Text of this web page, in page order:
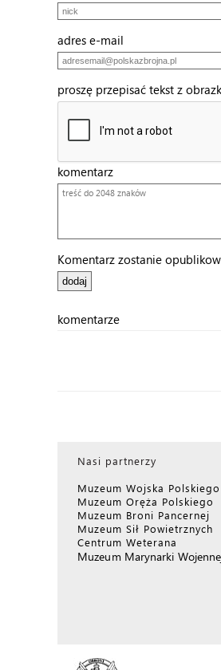
adres e-mail
proszę przepisać tekst z
komentarz
Komentarz zostanie
komentarze
Nasi partnerzy
Muzeum Wojska Polskiego
Muzeum Oręża Polskiego
Muzeum Broni Pancernej
Muzeum Sił Powietrznych
Centrum Weterana
Muzeum Marynarki